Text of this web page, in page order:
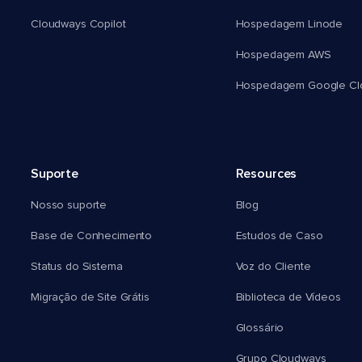
Cloudways Copilot Hospedagem Linode
Hospedagem AWS
Hospedagem Google
Suporte
Nosso suporte
Base de Conhecimento
Status do Sistema
Migração de Site Grátis
Resources
Blog
Estudos de Caso
Voz do Cliente
Biblioteca de Vídeos
Glossário
Grupo Cloudways